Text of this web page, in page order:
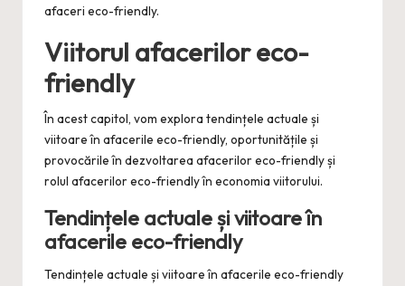
afaceri eco-friendly.
Viitorul afacerilor eco-
friendly
În acest capitol, vom explora tendințele actuale și
viitoare în afacerile eco-friendly, oportunitățile și
provocările în dezvoltarea afacerilor eco-friendly și
rolul afacerilor eco-friendly în economia viitorului.
Tendințele actuale și viitoare în
afacerile eco-friendly
Tendințele actuale și viitoare în afacerile eco-friendly